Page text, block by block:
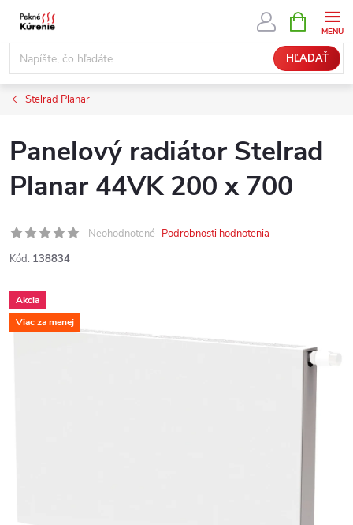
Prejsť
obsah
HĽADAŤ
KOŠÍK
Stelrad Planar
Panelový radiátor Stelrad
Planar 44VK 200 x 700
Neohodnotené Podrobnosti hodnotenia
Kód: 138834
Akcia
Viac za menej